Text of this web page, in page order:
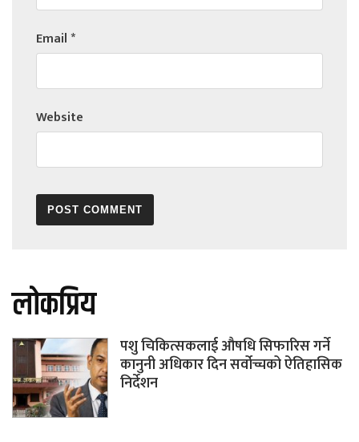
Email*
Website
लोकप्रिय
पशु चिकित्सकलाई औषधि सिफारिस गर्ने
कानुनी अधिकार दिन सर्वोच्चको ऐतिहासिक
निर्देशन